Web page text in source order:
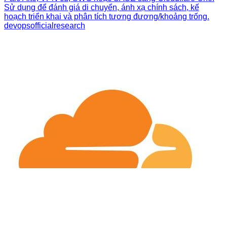
Sử dụng để đánh giá di chuyển, ánh xạ chính sách, kế
hoạch triển khai và phân tích tương đương/khoảng trống.
devopsofficial research